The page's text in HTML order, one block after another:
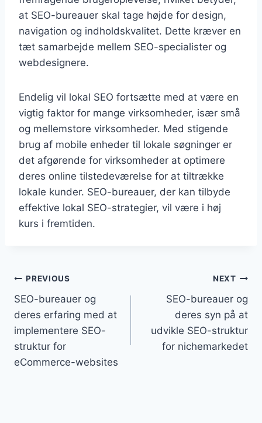
at SEO-bureauer skal tage højde for design,
navigation og indholdskvalitet. Dette kræver en
tæt samarbejde mellem SEO-specialister og
webdesignere.
Endelig vil lokal SEO fortsætte med at være en
vigtig faktor for mange virksomheder, især små
og mellemstore virksomheder. Med stigende
brug af mobile enheder til lokale søgninger er
det afgørende for virksomheder at optimere
deres online tilstedeværelse for at tiltrække
lokale kunder. SEO-bureauer, der kan tilbyde
effektive lokal SEO-strategier, vil være i høj
kurs i fremtiden.
Indlægsnavigation
PREVIOUS
SEO-bureauer og
deres erfaring med at
implementere SEO-
struktur for
eCommerce-websites
NEXT
SEO-bureauer og
deres syn på at
udvikle SEO-struktur
for nichemarkedet